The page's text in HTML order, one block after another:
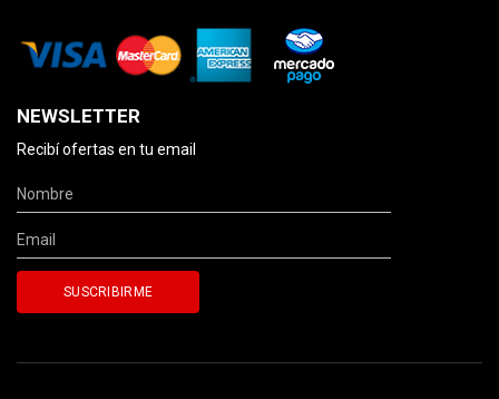
NEWSLETTER
Recibí ofertas en tu email